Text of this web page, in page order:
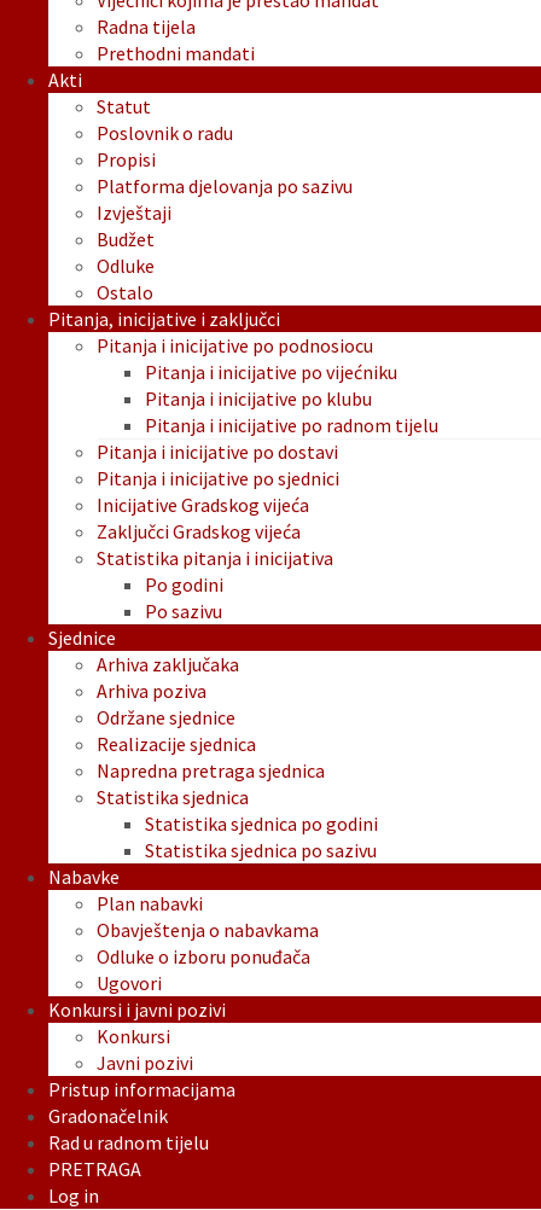
Radna tijela
Prethodni mandati
Akti
Statut
Poslovnik o radu
Propisi
Platforma djelovanja po sazivu
Izvještaji
Budžet
Odluke
Ostalo
Pitanja, inicijative i zaključci
Pitanja i inicijative po podnosiocu
Pitanja i inicijative po vijećniku
Pitanja i inicijative po klubu
Pitanja i inicijative po radnom tijelu
Pitanja i inicijative po dostavi
Pitanja i inicijative po sjednici
Inicijative Gradskog vijeća
Zaključci Gradskog vijeća
Statistika pitanja i inicijativa
Po godini
Po sazivu
Sjednice
Arhiva zaključaka
Arhiva poziva
Održane sjednice
Realizacije sjednica
Napredna pretraga sjednica
Statistika sjednica
Statistika sjednica po godini
Statistika sjednica po sazivu
Nabavke
Plan nabavki
Obavještenja o nabavkama
Odluke o izboru ponuđača
Ugovori
Konkursi i javni pozivi
Konkursi
Javni pozivi
Pristup informacijama
Gradonačelnik
Rad u radnom tijelu
PRETRAGA
Log in